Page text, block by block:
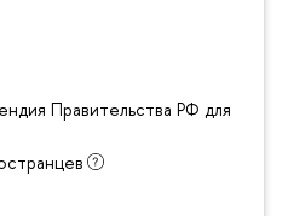
Правительства РФ для